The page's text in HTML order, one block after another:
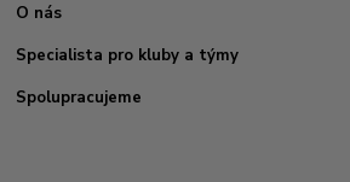
O nás
Specialista pro kluby a týmy
Spolupracujeme